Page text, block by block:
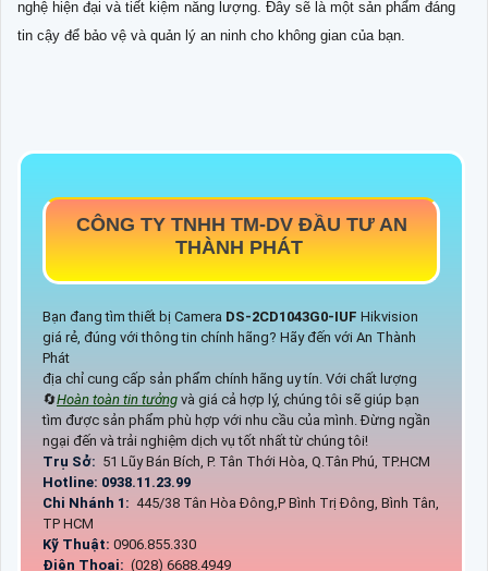
nghệ hiện đại và tiết kiệm năng lượng. Đây sẽ là một sản phẩm đáng
tin cậy để bảo vệ và quản lý an ninh cho không gian của bạn.
CÔNG TY TNHH TM-DV ĐẦU TƯ AN
THÀNH PHÁT
Bạn đang tìm thiết bị Camera DS-2CD1043G0-IUF Hikvision
giá rẻ, đúng với thông tin chính hãng? Hãy đến với An Thành
Phát
địa chỉ cung cấp sản phẩm chính hãng uy tín. Với chất lượng
🔄Hoàn toàn tin tưởng và giá cả hợp lý, chúng tôi sẽ giúp bạn
tìm được sản phẩm phù hợp với nhu cầu của mình. Đừng ngần
ngại đến và trải nghiệm dịch vụ tốt nhất từ chúng tôi!
Trụ Sở: 51 Lũy Bán Bích, P. Tân Thới Hòa, Q.Tân Phú, TP.HCM
Hotline: 0938.11.23.99
Chi Nhánh 1: 445/38 Tân Hòa Đông,P Bình Trị Đông, Bình Tân,
TP HCM
Kỹ Thuật: 0906.855.330
Điện Thoại: (028) 6688.4949